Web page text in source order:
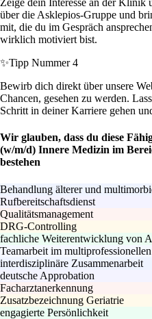
Zeige dein Interesse an der Klinik
über die Asklepios-Gruppe und
mit, die du im Gespräch
wirklich motiviert bist.
✨Tipp Nummer 4
Bewirb dich direkt über unsere
Chancen, gesehen zu werden.
Schritt in deiner Karriere gehen
Wir glauben, dass du diese
(w/m/d) Innere Medizin im
bestehen
Behandlung älterer und
Rufbereitschaftsdienst
Qualitätsmanagement
DRG-Controlling
fachliche Weiterentwicklung von
Teamarbeit im
interdisziplinäre Zusammenarbeit
deutsche Approbation
Facharztanerkennung
Zusatzbezeichnung Geriatrie
engagierte Persönlichkeit